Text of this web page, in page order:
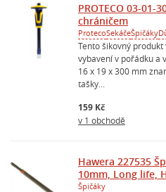
PROTECO 03-01-
chráničem
ProtecoSekáčeŠpičáky
Tento šikovný
vybavení v pořádku a
16 x 19 x 300 mm
tašky...
159 Kč
v 1 obchodě
Hawera 227535
10mm, Long life,
Špičáky